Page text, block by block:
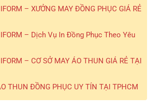
– XƯỞNG MAY ĐỒNG PHỤC GIÁ RẺ
– Dịch Vụ In Đồng Phục Theo Yêu
– CƠ SỞ MAY ÁO THUN GIÁ RẺ TẠI
THUN ĐỒNG PHỤC UY TÍN TẠI TPHCM